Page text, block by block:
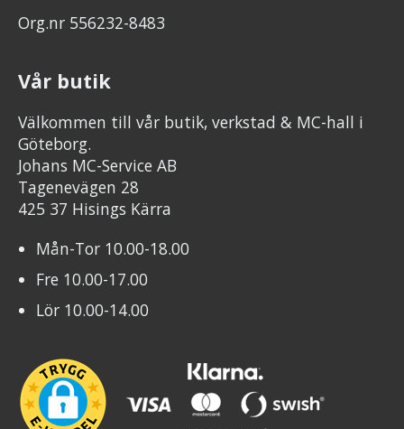
Org.nr 556232-8483
Vår butik
Välkommen till vår butik, verkstad & MC-hall i
Göteborg.
Johans MC-Service AB
Tagenevägen 28
425 37 Hisings Kärra
Mån-Tor 10.00-18.00
Fre 10.00-17.00
Lör 10.00-14.00